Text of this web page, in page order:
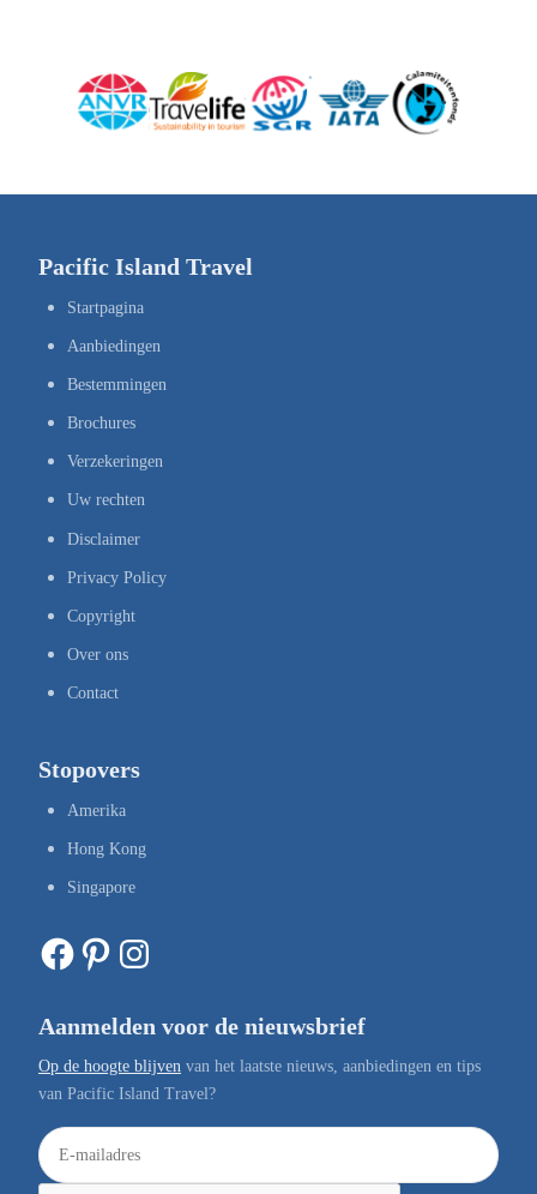
Pacific Island Travel
Startpagina
Aanbiedingen
Bestemmingen
Brochures
Verzekeringen
Uw rechten
Disclaimer
Privacy Policy
Copyright
Over ons
Contact
Stopovers
Amerika
Hong Kong
Singapore
Facebook Pinterest Instagram
Aanmelden voor de nieuwsbrief
Op de hoogte blijven van het laatste nieuws, aanbiedingen en tips
van Pacific Island Travel?
E
-